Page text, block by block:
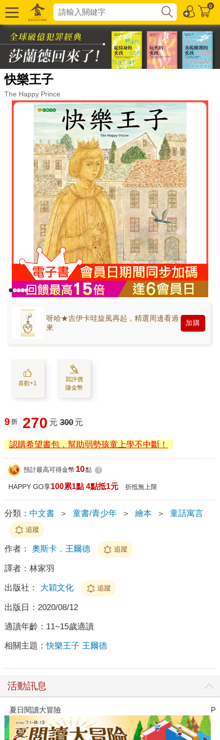
0
快樂王子
The Happy Prince
呀哈★吉伊卡哇旋風再起，精選周邊看過
來
加購
喜歡+1
寫評價
賺金幣
9 折 270 元 300 元
認購希望書包，幫助弱勢孩童上學不中斷！
預計最高可得金幣 10點 ?
HAPPY GO享100累1點 4點抵1元 折抵無上限
分類： 中文書 ＞ 童書/青少年 ＞ 繪本 ＞ 童話寓言
追蹤
作者： 奧斯卡．王爾德 追蹤
譯者： 林家羽
出版社： 大穎文化 追蹤
出版日： 2020/08/12
適讀年齡： 11~15歲適讀
相關主題：快樂王子 王爾德
活動訊息
夏日閱讀大冒險